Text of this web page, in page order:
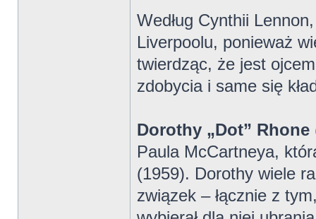
Według Cynthii
Liverpoolu, ponieważ
twierdząc, że jest
zdobycia i same się
Dorothy „Dot” Rhone
Paula McCartneya,
(1959). Dorothy wiele
związek – łącznie z